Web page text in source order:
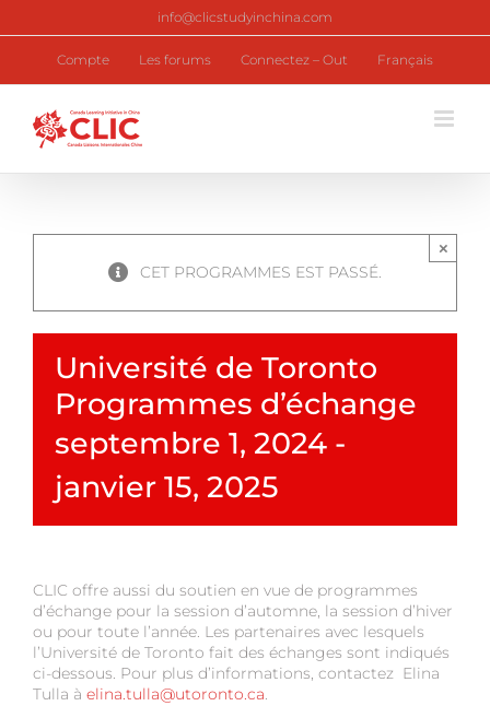
info@clicstudyinchina.com
Compte Les forums Connectez – Out Français
CET PROGRAMMES EST PASSÉ.
×
Université de Toronto
Programmes d’échange
septembre 1, 2024 -
janvier 15, 2025
CLIC offre aussi du soutien en vue de programmes
d’échange pour la session d’automne, la session d’hiver
ou pour toute l’année. Les partenaires avec lesquels
l’Université de Toronto fait des échanges sont indiqués
ci-dessous. Pour plus d’informations, contactez Elina
Tulla à elina.tulla@utoronto.ca.